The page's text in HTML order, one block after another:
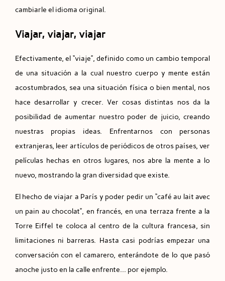
cambiarle el idioma original.
Viajar, viajar, viajar
Efectivamente, el “viaje”, definido como un cambio temporal
de una situación a la cual nuestro cuerpo y mente están
acostumbrados, sea una situación física o bien mental, nos
hace desarrollar y crecer. Ver cosas distintas nos da la
posibilidad de aumentar nuestro poder de juicio, creando
nuestras propias ideas. Enfrentarnos con personas
extranjeras, leer artículos de periódicos de otros países, ver
películas hechas en otros lugares, nos abre la mente a lo
nuevo, mostrando la gran diversidad que existe.
El hecho de viajar a París y poder pedir un “café au lait avec
un pain au chocolat”, en francés, en una terraza frente a la
Torre Eiffel te coloca al centro de la cultura francesa, sin
limitaciones ni barreras. Hasta casi podrías empezar una
conversación con el camarero, enterándote de lo que pasó
anoche justo en la calle enfrente… por ejemplo.